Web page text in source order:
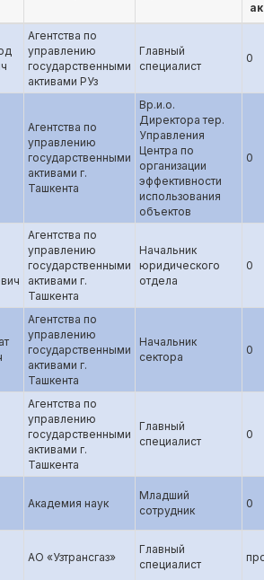
Агентства по
управлению
государственными
активами РУз
Главный
специалист
0
Агентства по
управлению
государственными
активами г.
Ташкента
Вр.и.о.
Директора тер.
Управления
Центра по
организации
эффективности
использования
объектов
0
Агентства по
управлению
государственными
активами г.
Ташкента
Начальник
юридического
отдела
0
Агентства по
управлению
государственными
активами г.
Ташкента
Начальник
сектора
0
Агентства по
управлению
государственными
активами г.
Ташкента
Главный
специалист
0
Академия наук
Младший
сотрудник
0
АО «Узтрансгаз»
Главный
специалист